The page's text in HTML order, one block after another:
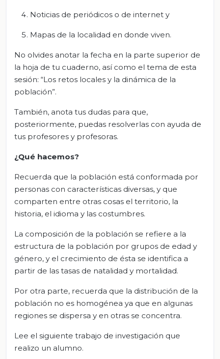
Noticias de periódicos o de internet y
Mapas de la localidad en donde viven.
No olvides anotar la fecha en la parte superior de
la hoja de tu cuaderno, así como el tema de esta
sesión: “Los retos locales y la dinámica de la
población”.
También, anota tus dudas para que,
posteriormente, puedas resolverlas con ayuda de
tus profesores y profesoras.
¿Qué hacemos?
Recuerda que la población está conformada por
personas con características diversas, y que
comparten entre otras cosas el territorio, la
historia, el idioma y las costumbres.
La composición de la población se refiere a la
estructura de la población por grupos de edad y
género, y el crecimiento de ésta se identifica a
partir de las tasas de natalidad y mortalidad.
Por otra parte, recuerda que la distribución de la
población no es homogénea ya que en algunas
regiones se dispersa y en otras se concentra.
Lee el siguiente trabajo de investigación que
realizo un alumno.